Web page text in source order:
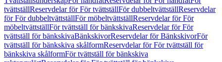
tvättställReservdelar för För tvättställFör dubbeltvättställReservdelar
för För dubbeltvättställFör möbeltvättställReservdelar för För
möbeltvättställFör tvättställ för bänkskivaReservdelar för För
tvättställ för bänkskivaBänkskivorReservdelar för BänkskivorFör
tvättställ för bänkskiva skålformReservdelar för För tvättställ för
bänkskiva skålformFör tvättställ för bänkskiva